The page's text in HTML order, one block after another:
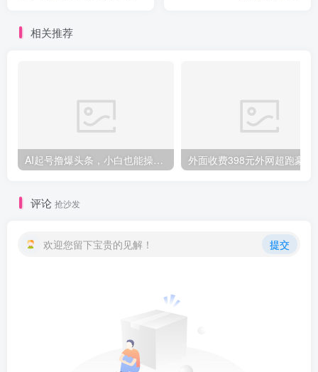
相关推荐
AI起号撸爆头条，小白也能操作，日入2000+
评论 抢沙发
欢迎您留下宝贵的见解！ 提交